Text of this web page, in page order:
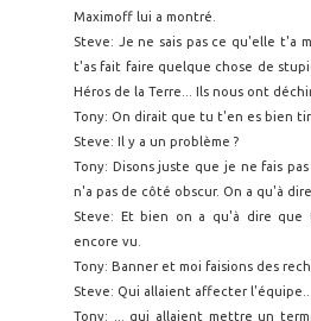
Maximoff lui a montré.
Steve: Je ne sais pas ce qu'elle t'a
t'as fait faire quelque chose de
Héros de la Terre... Ils nous ont
Tony: On dirait que tu t'en es bien
Steve: Il y a un problème ?
Tony: Disons juste que je ne fais
n'a pas de côté obscur. On a qu'à
Steve: Et bien on a qu'à dire que
encore vu.
Tony: Banner et moi faisions des
Steve: Qui allaient affecter l'équipe...
Tony: ... qui allaient mettre un